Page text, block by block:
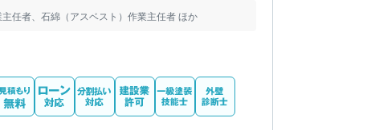
任者、石綿（アスベスト）作業主任者 ほか